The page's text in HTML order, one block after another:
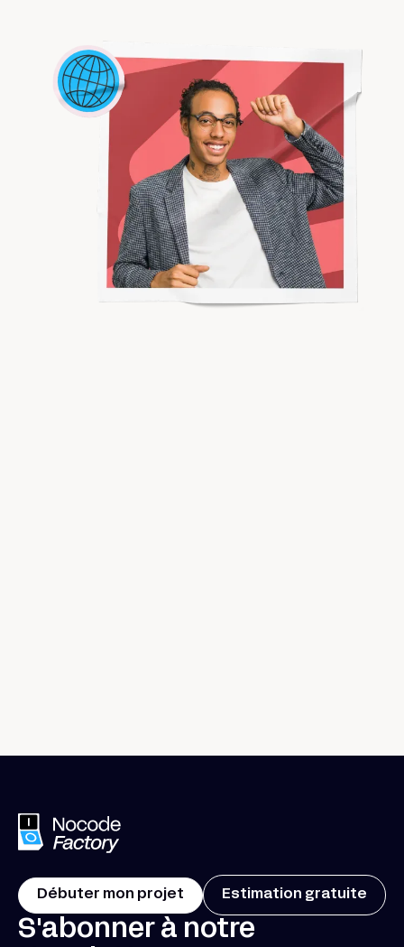
Débuter mon projet Estimation gratuite
S'abonner à notre